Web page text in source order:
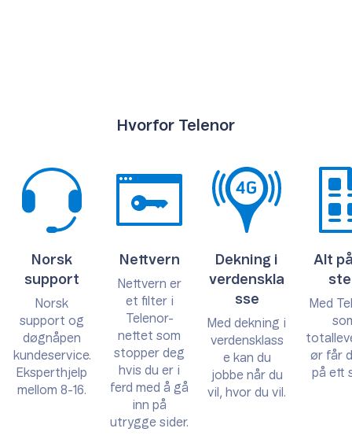
Hvorfor Telenor
Norsk
support
Norsk
support og
døgnåpen
kundeservice.
Eksperthjelp
mellom 8-16.
Nettvern
Nettvern er
et filter i
Telenor-
nettet som
stopper deg
hvis du er i
ferd med å gå
inn på
utrygge sider.
Dekning i
verdenskla
sse
Med dekning i
verdensklass
e kan du
jobbe når du
vil, hvor du vil.
Alt
Med
ør får
på ett